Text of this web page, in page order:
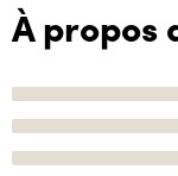
À propos